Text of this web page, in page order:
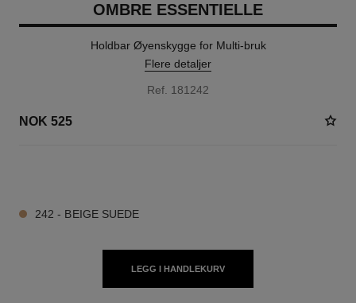
OMBRE ESSENTIELLE
Holdbar Øyenskygge for Multi-bruk
Flere detaljer
Ref. 181242
NOK 525
242 - BEIGE SUEDE
LEGG I HANDLEKURV